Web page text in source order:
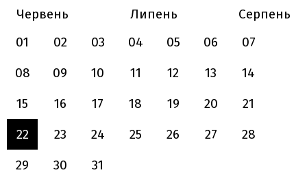
Червень
Липень
Серпень
01
02 03 04 05 06
07
08
09 10 11 12 13
14
15
16 17 18 19 20
21
22
23 24 25 26 27
28
29
30 31